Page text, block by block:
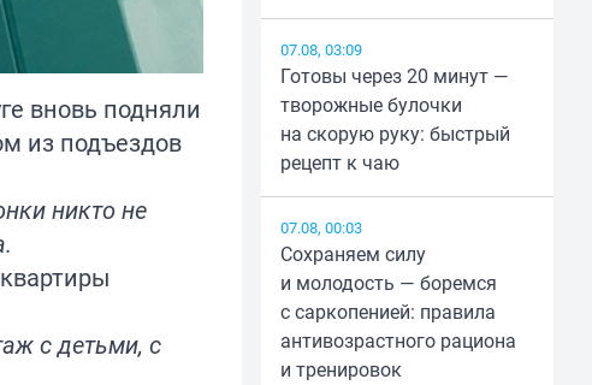
вновь подняли
из подъездов
никто не
с детьми, с
07.08, 03:09
Готовы через 20 минут —
творожные булочки
на скорую руку: быстрый
рецепт к чаю
07.08, 00:03
Сохраняем силу
и молодость — боремся
с саркопенией: правила
антивозрастного рациона
и тренировок